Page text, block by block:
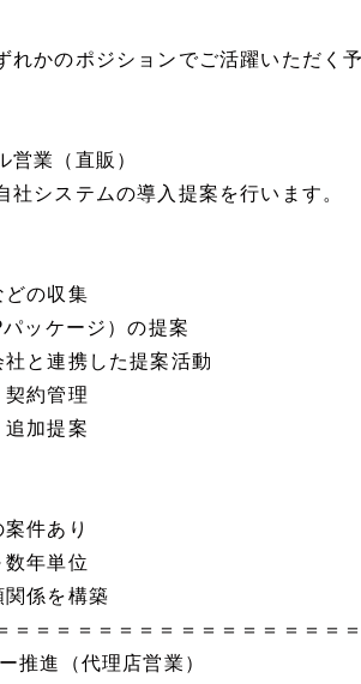
れかのポジションでご活躍いただく予
業（直販）
社システムの導入提案を行います。
の収集
ッケージ）の提案
と連携した提案活動
約管理
加提案
件あり
年単位
係を構築
＝＝＝＝＝＝＝＝＝＝＝＝＝＝＝＝
推進（代理店営業）